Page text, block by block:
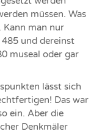
müssen. Was
Kann man nur
485 und dereinst
museal oder gar
lässt sich
Das war
ein. Aber die
Denkmäler